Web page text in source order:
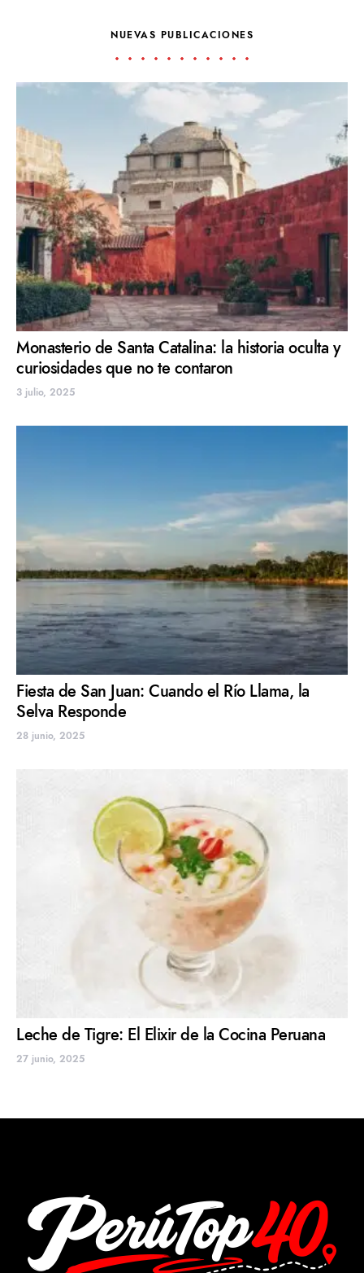
NUEVAS PUBLICACIONES
Monasterio de Santa Catalina: la historia oculta y
curiosidades que no te contaron
3 julio, 2025
Fiesta de San Juan: Cuando el Río Llama, la
Selva Responde
28 junio, 2025
Leche de Tigre: El Elixir de la Cocina Peruana
27 junio, 2025